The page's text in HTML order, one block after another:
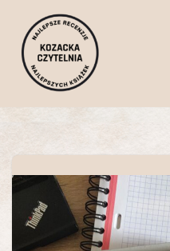
Przejdź
do
treści